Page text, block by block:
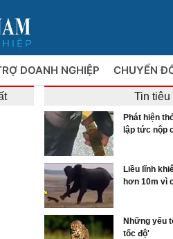
DOANH NGHIỆP CHUYỂN
Tin tiêu
Phát hiện
lập tức nộp
Liều lĩnh
hơn 10m vì
Những yếu
tốc độ'